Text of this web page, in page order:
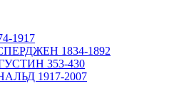
1917
1834-1892
353-430
1917-2007